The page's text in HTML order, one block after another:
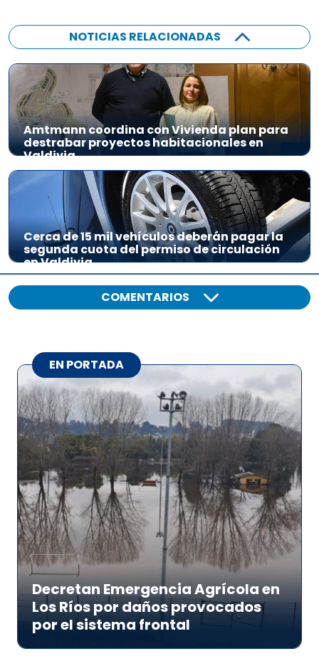
NOTICIAS RELACIONADAS
Amtmann coordina con Vivienda plan para
destrabar proyectos habitacionales en
Valdivia
Cerca de 15 mil vehículos deberán pagar la
segunda cuota del permiso de circulación
en Valdivia
COMENTARIOS
EN PORTADA
Decretan Emergencia Agrícola en
Los Ríos por daños provocados
por el sistema frontal